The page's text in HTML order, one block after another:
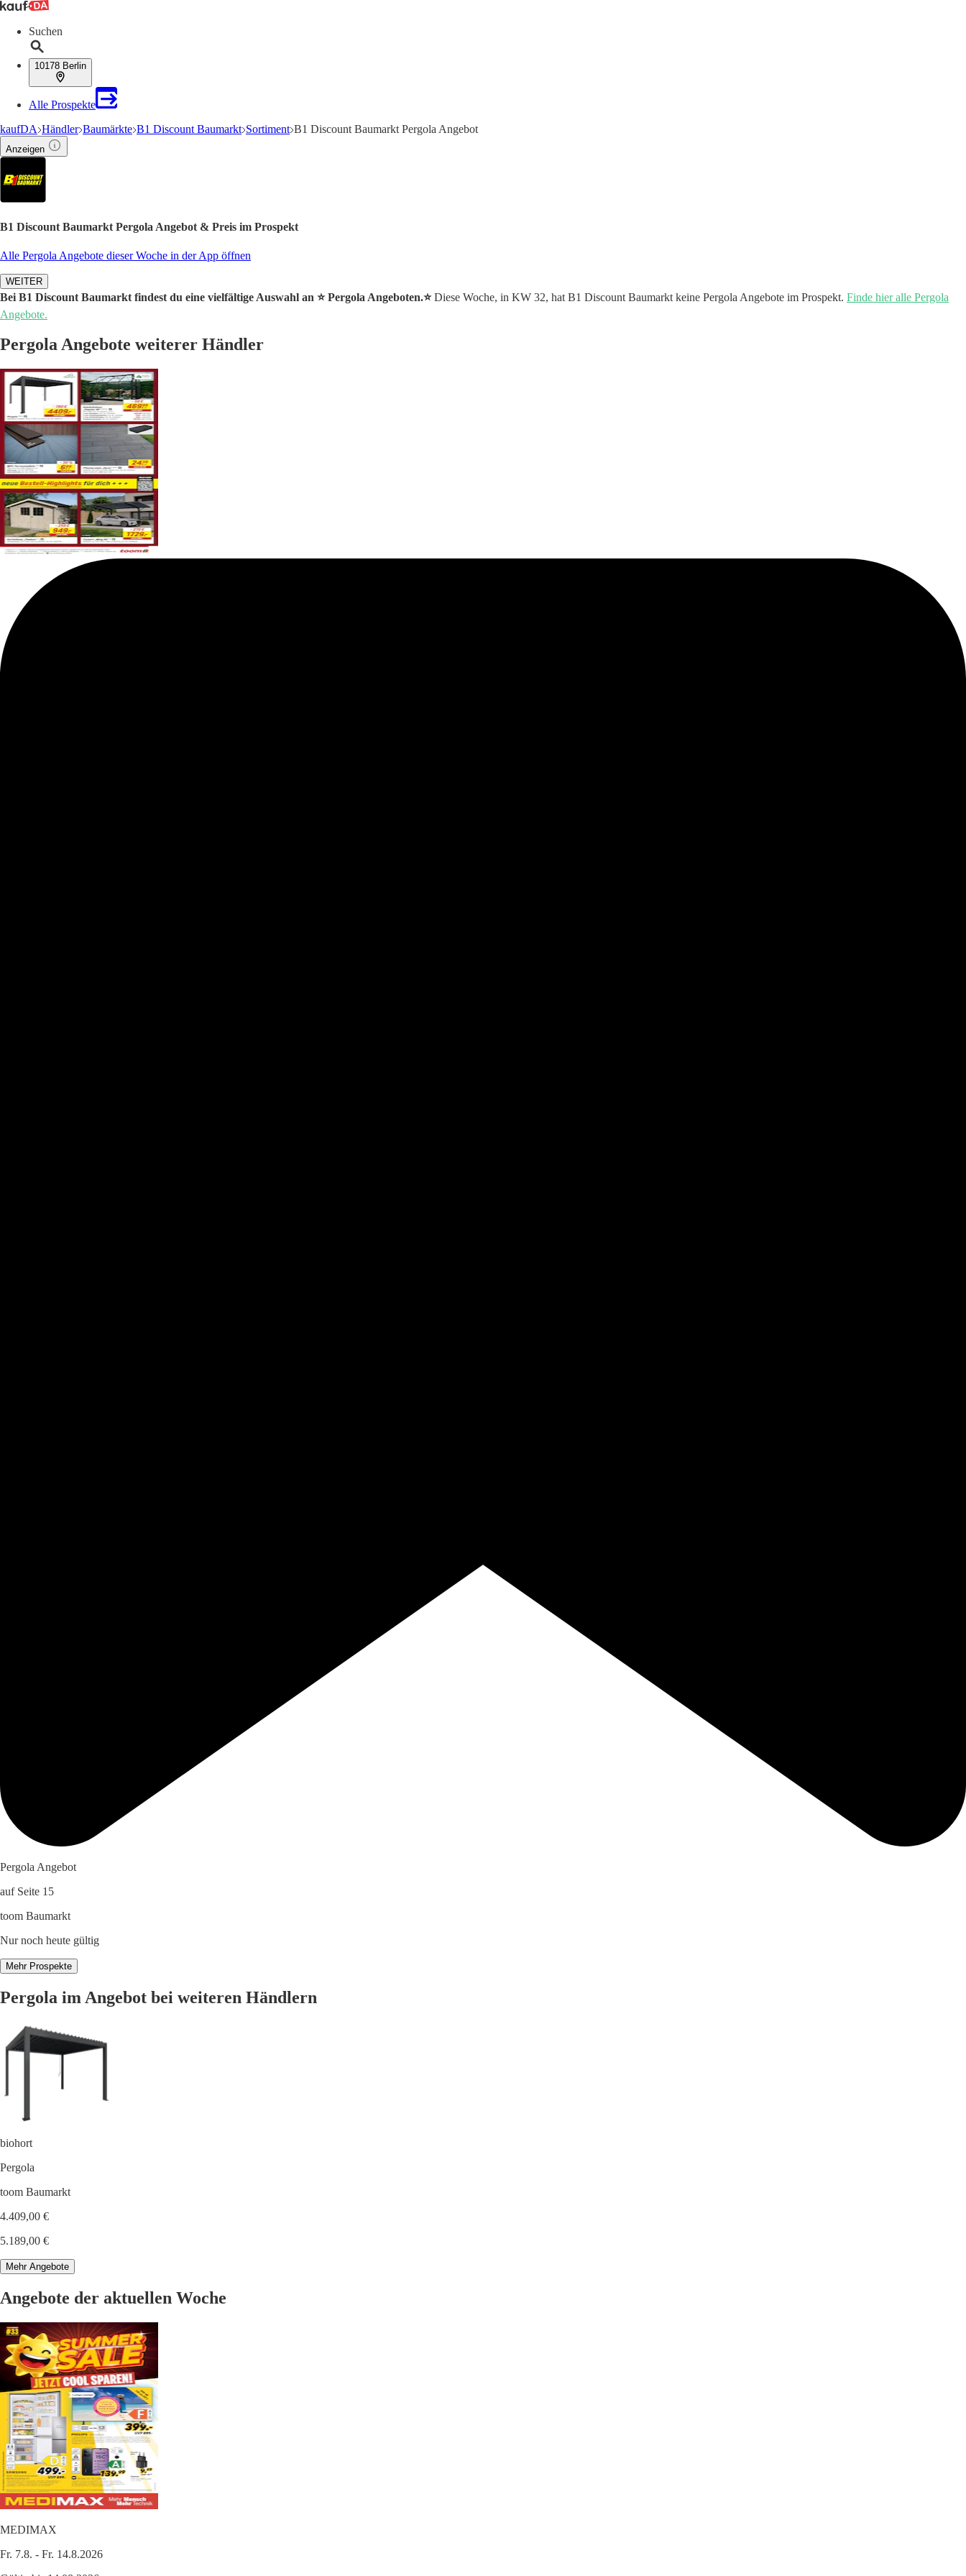
Suchen
10178 Berlin
Alle Prospekte
kaufDA Händler Baumärkte B1 Discount Baumarkt Sortiment B1 Discount Baumarkt Pergola Angebot
Anzeigen
B1 Discount Baumarkt Pergola Angebot & Preis im Prospekt
Alle Pergola Angebote dieser Woche in der App öffnen
WEITER
Bei B1 Discount Baumarkt findest du eine vielfältige Auswahl an ⭐️ Pergola Angeboten.⭐️Diese Woche, in KW 32, hat B1 Discount Baumarkt keine Pergola Angebote im Prospekt. Finde hier alle Pergola
Angebote.
Pergola Angebote weiterer Händler
Pergola Angebot
auf Seite 15
toom Baumarkt
Nur noch heute gültig
Mehr Prospekte
Pergola im Angebot bei weiteren Händlern
biohort
Pergola
toom Baumarkt
4.409,00 €
5.189,00 €
Mehr Angebote
Angebote der aktuellen Woche
MEDIMAX
Fr. 7.8. - Fr. 14.8.2026